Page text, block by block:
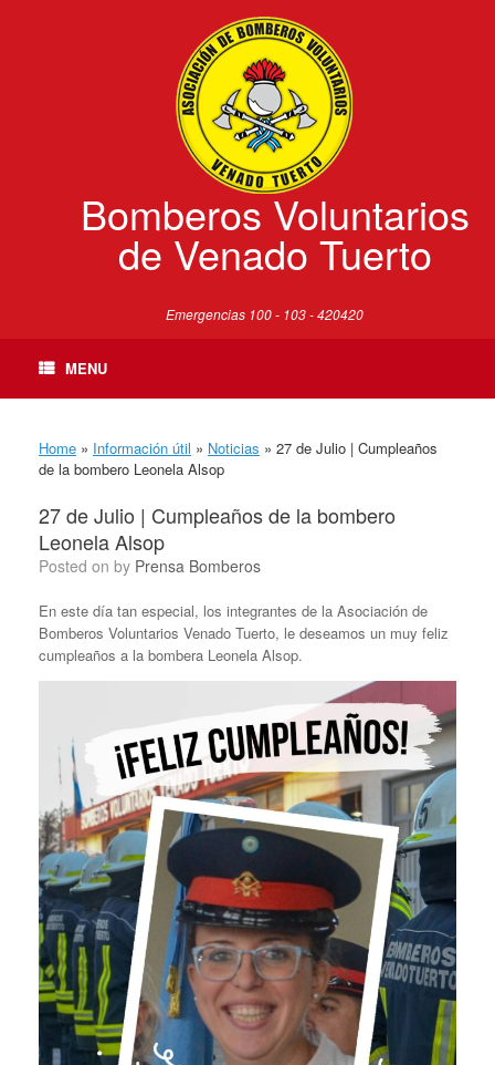
Bomberos Voluntarios
de Venado Tuerto
Emergencias 100 - 103 - 420420
MENU
Home » Información útil » Noticias » 27 de Julio | Cumpleaños
de la bombero Leonela Alsop
27 de Julio | Cumpleaños de la bombero
Leonela Alsop
Posted on by Prensa Bomberos
En este día tan especial, los integrantes de la Asociación de
Bomberos Voluntarios Venado Tuerto, le deseamos un muy feliz
cumpleaños a la bombera Leonela Alsop.